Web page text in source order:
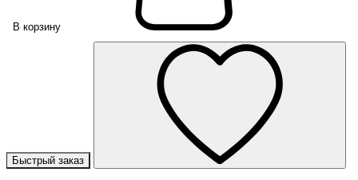
В корзину
Быстрый заказ